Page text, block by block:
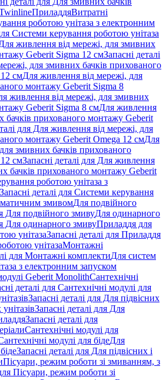
ПриладдяВитратні
роботою унітаза з електронним
Системи керування роботою унітаза
живлення від мережі, для змивних
Geberit Sigma 12 смЗапасні деталі
для змивних бачків прихованого
смДля живлення від мережі, для
монтажу Geberit Sigma 8
живлення від мережі, для змивних
Geberit Sigma 8 смДля живлення
бачків прихованого монтажу Geberit
для Для живлення від мережі, для
монтажу Geberit Omega 12 смДля
змивних бачків прихованого
смЗапасні деталі для Для живлення
бачків прихованого монтажу Geberit
роботою унітаза з
Запасні деталі для Системи керування
змивомДля подвійного
Для подвійного змивуДля одинарного
Для одинарного змивуПриладдя для
унітазаЗапасні деталі для Приладдя
унітазаМонтажні
для Монтажні комплектиДля систем
з електронним запуском
Geberit MonolithСантехнічні
деталі для Сантехнічні модулі для
Запасні деталі для Для підвісних
Запасні деталі для Для
Запасні деталі для
Сантехнічні модулі для
модулі для бідеДля
Запасні деталі для Для підвісних і
Пісуари, режим роботи зі змиванням, з
Пісуари, режим роботи зі